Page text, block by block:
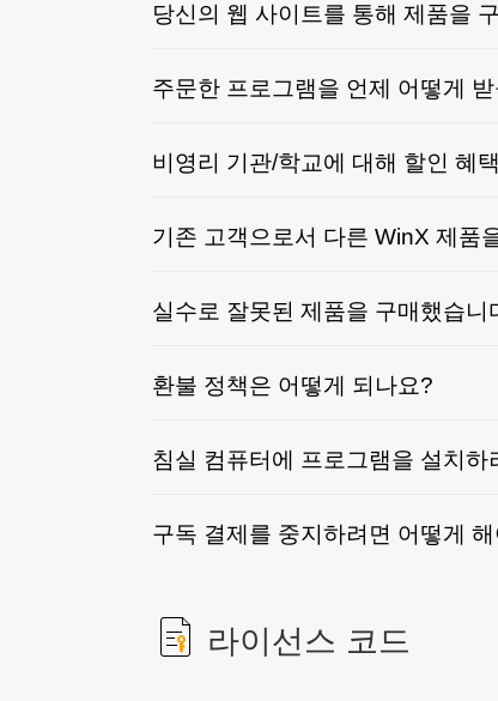
당신의 웹 사이트를 통해 제품을
주문한 프로그램을 언제 어떻게
비영리 기관/학교에 대해 할인 혜
기존 고객으로서 다른 WinX 제품
실수로 잘못된 제품을 구매했습
환불 정책은 어떻게 되나요?
침실 컴퓨터에 프로그램을 설치
구독 결제를 중지하려면 어떻게
라이선스 코드